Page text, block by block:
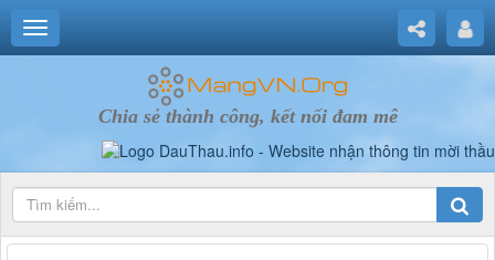
Chia sẻ thành công, kết nối đam mê